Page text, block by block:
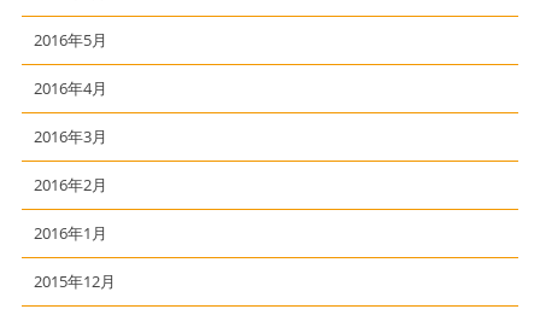
2016年5月
2016年4月
2016年3月
2016年2月
2016年1月
2015年12月